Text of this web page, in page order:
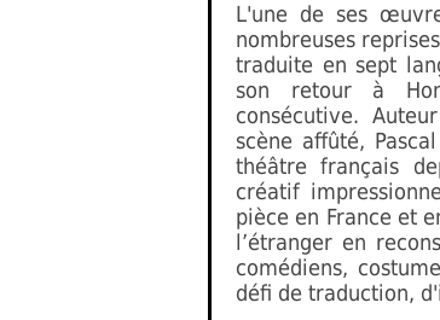
L'une de ses
nombreuses
traduite en sept
son retour à
consécutive.
scène affûté,
théâtre français
créatif
pièce en France et
l’étranger en
comédiens,
défi de traduction,